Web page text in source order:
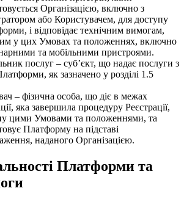
Організацією, включно з
або Користувачем, для доступу
і відповідає технічним вимогам,
у цих Умовах та положеннях, включно
та мобільними пристроями.
послуг – субʼєкт, що надає послуги з
як зазначено у розділі 1.5
– фізична особа, що діє в межах
яка завершила процедуру Реєстрації,
цими Умовами та положеннями, та
Платформу на підставі
наданого Організацією.
Платформи та